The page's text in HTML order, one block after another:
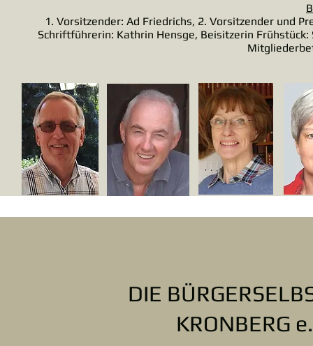
1. Vorsitzender: Ad Friedrichs, 2. Vorsitzender und
Schriftführerin: Kathrin Hensge, Beisitzerin
DIE
KRONBERG